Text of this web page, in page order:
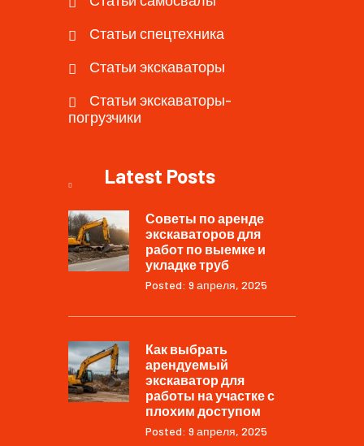
Статьи спецтехника
Статьи экскаваторы
Статьи экскаваторы-
погрузчики
Latest Posts
Советы по аренде
экскаваторов для
работ по выемке и
укладке труб
Posted: 9 апреля, 2025
Как выбрать
арендуемый
экскаватор для
работы на участке с
плохим доступом
Posted: 9 апреля, 2025